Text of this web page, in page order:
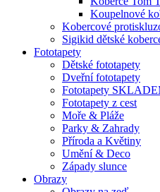
Koupelnové
Kobercové
Sigikid dětské
Fototapety
Dětské fototapety
Dveřní fototapety
Fototapety
Fototapety z cest
Moře & Pláže
Parky & Zahrady
Příroda a Květiny
Umění & Deco
Západy slunce
Obrazy